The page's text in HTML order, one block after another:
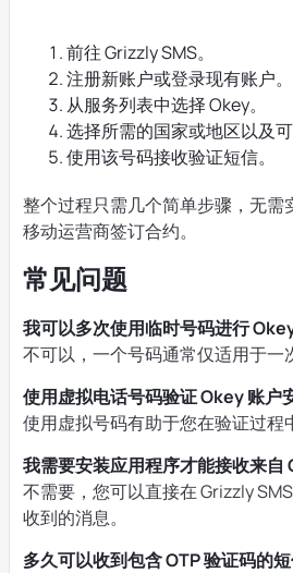
前往 Grizzly SMS。
注册新账户或登录现有账户。
从服务列表中选择 Okey。
选择所需的国家或地区以及可
使用该号码接收验证短信。
整个过程只需几个简单步骤，无需
移动运营商签订合约。
常见问题
我可以多次使用临时号码进行
不可以，一个号码通常仅适用于一
使用虚拟电话号码验证 Okey 账户
使用虚拟号码有助于您在验证过程
我需要安装应用程序才能接收来自
不需要，您可以直接在 Grizzly
收到的消息。
多久可以收到包含 OTP 验证码的